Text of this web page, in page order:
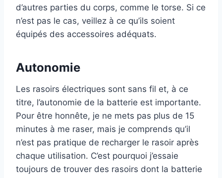
d’autres parties du corps, comme le torse. Si ce
n’est pas le cas, veillez à ce qu’ils soient
équipés des accessoires adéquats.
Autonomie
Les rasoirs électriques sont sans fil et, à ce
titre, l’autonomie de la batterie est importante.
Pour être honnête, je ne mets pas plus de 15
minutes à me raser, mais je comprends qu’il
n’est pas pratique de recharger le rasoir après
chaque utilisation. C’est pourquoi j’essaie
toujours de trouver des rasoirs dont la batterie